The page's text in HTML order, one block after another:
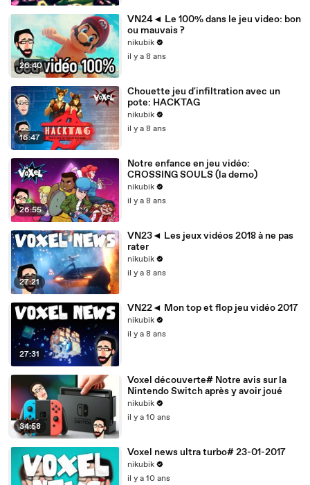
26:40
VN24◄ Le 100% dans le jeu video: bon
ou mauvais ?
nikubik
il y a 8 ans
16:47
Chouette jeu d'infiltration avec un
pote: HACKTAG
nikubik
il y a 8 ans
26:55
Notre enfance en jeu vidéo:
CROSSING SOULS (la demo)
nikubik
il y a 8 ans
27:21
VN23◄ Les jeux vidéos 2018 à ne pas
rater
nikubik
il y a 8 ans
27:31
VN22◄ Mon top et flop jeu vidéo 2017
nikubik
il y a 8 ans
34:58
Voxel découverte# Notre avis sur la
Nintendo Switch après y avoir joué
nikubik
il y a 10 ans
Voxel news ultra turbo# 23-01-2017
nikubik
il y a 10 ans